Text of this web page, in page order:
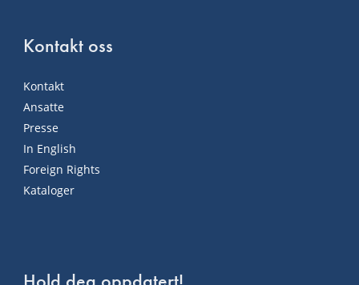
Kontakt oss
Kontakt
Ansatte
Presse
In English
Foreign Rights
Kataloger